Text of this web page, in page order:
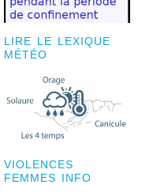
LIRE LE LEXIQUE
MÉTÉO
VIOLENCES
FEMMES INFO